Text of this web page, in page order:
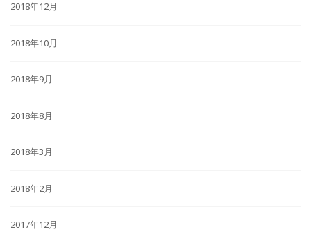
2018年12月
2018年10月
2018年9月
2018年8月
2018年3月
2018年2月
2017年12月